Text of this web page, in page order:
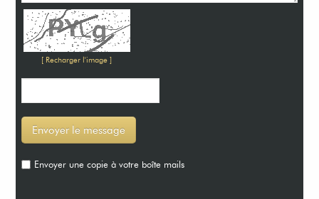
[ Recharger l'image ]
Envoyer une copie à votre boîte mails